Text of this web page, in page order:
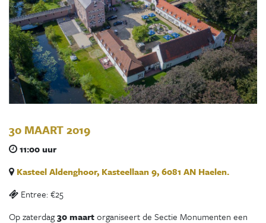
30 MAART 2019
11:00 uur
Kasteel Aldenghoor, Kasteellaan 9, 6081 AN Haelen.
Entree: €25
Op zaterdag30 maartorganiseert de Sectie Monumenten een